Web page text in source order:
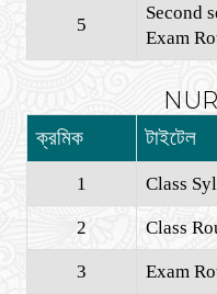
5
Second
Exam
ক্রমিক টাইটেল
1 Class
2 Class
3 Exam